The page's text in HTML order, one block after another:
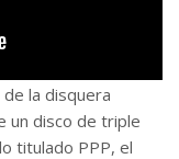
la disquera
un disco de triple
titulado PPP, el